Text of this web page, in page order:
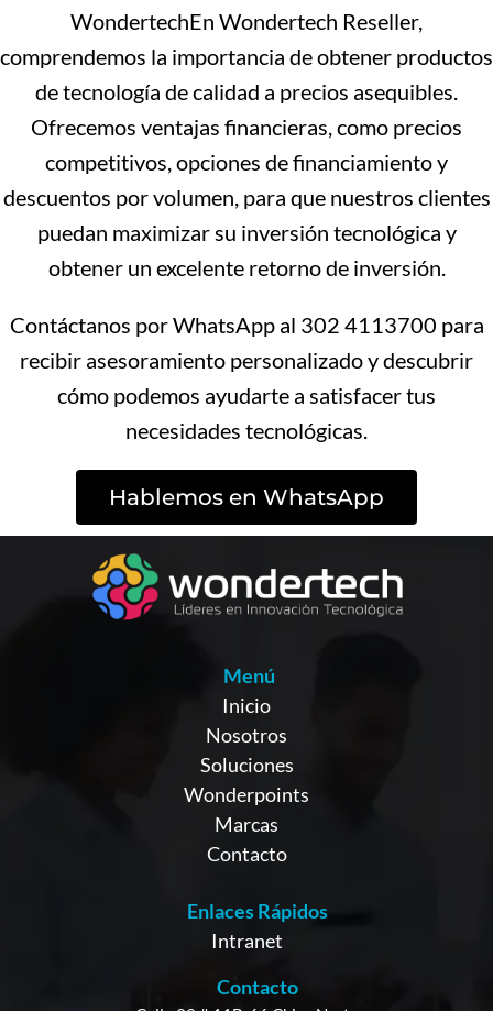
WondertechEn Wondertech Reseller,
comprendemos la importancia de obtener productos
de tecnología de calidad a precios asequibles.
Ofrecemos ventajas financieras, como precios
competitivos, opciones de financiamiento y
descuentos por volumen, para que nuestros clientes
puedan maximizar su inversión tecnológica y
obtener un excelente retorno de inversión.
Contáctanos por WhatsApp al 302 4113700 para
recibir asesoramiento personalizado y descubrir
cómo podemos ayudarte a satisfacer tus
necesidades tecnológicas.
Hablemos en WhatsApp
Menú
Inicio
Nosotros
Soluciones
Wonderpoints
Marcas
Contacto
Enlaces Rápidos
Intranet
Contacto